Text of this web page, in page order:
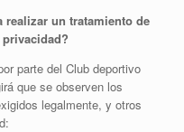
realizar un tratamiento de
parte del Club deportivo
que se observen los
legalmente, y otros